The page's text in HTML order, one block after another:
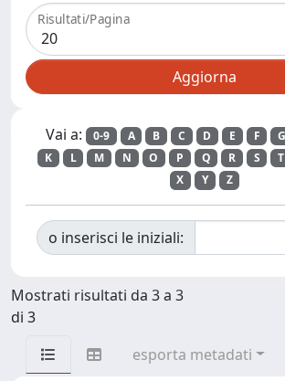
Risultati/Pagina
Vai a: 0-9 A B C D E F G
K
L M N O P Q R S T
X
Y Z
o inserisci le iniziali:
Mostrati risultati da 3 a 3
di 3
esporta metadati